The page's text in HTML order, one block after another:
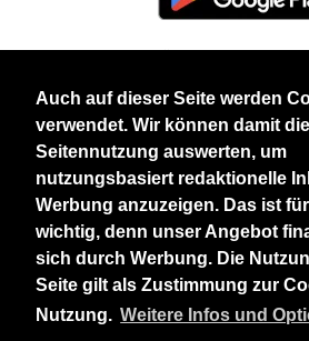
Auch auf dieser Seite werden
verwendet. Wir können damit die
Seitennutzung auswerten, um
nutzungsbasiert redaktionelle
Werbung anzuzeigen. Das ist
wichtig, denn unser Angebot
sich durch Werbung. Die
Seite gilt als Zustimmung zur
Nutzung. Weitere Infos und
Datenschutzerklärung AGB
Nehmen Sie Kontakt mit uns auf
Unsere anderen
BlackAndBeauties
Copyright 2026